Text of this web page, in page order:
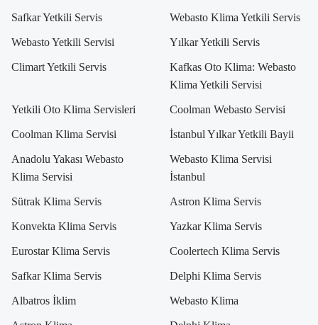
Safkar Yetkili Servis Webasto Klima Yetkili Servis
Webasto Yetkili Servisi Yılkar Yetkili Servis
Climart Yetkili Servis
Kafkas Oto Klima: Webasto
Klima Yetkili Servisi
Yetkili Oto Klima Servisleri Coolman Webasto Servisi
Coolman Klima Servisi İstanbul Yılkar Yetkili Bayii
Anadolu Yakası Webasto
Klima Servisi
Webasto Klima Servisi
İstanbul
Sütrak Klima Servis Astron Klima Servis
Konvekta Klima Servis Yazkar Klima Servis
Eurostar Klima Servis Coolertech Klima Servis
Safkar Klima Servis Delphi Klima Servis
Albatros İklim Webasto Klima